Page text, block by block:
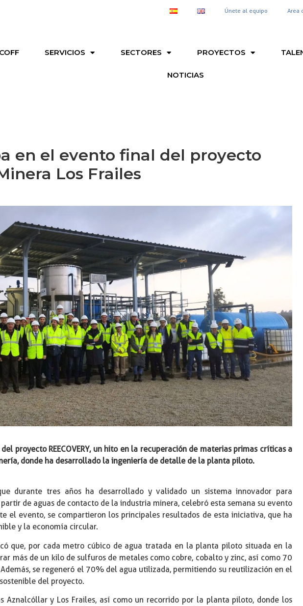
Únete al equipo Area
SERVICIOS SECTORES PROYECTOS
NOTICIAS
en el evento final del proyecto
Los Frailes
proyecto REECOVERY, un hito en la recuperación de materias primas críticas a
donde ha desarrollado la ingeniería de detalle de la planta piloto.
que durante tres años ha desarrollado y validado un sistema innovador para
de aguas de contacto de la industria minera, celebró esta semana su evento
el evento, se compartieron los principales resultados de esta iniciativa, que ha
y la economía circular.
que, por cada metro cúbico de agua tratada en la planta piloto situada en la
más de un kilo de sulfuros de metales como cobre, cobalto y zinc, así como 70
se regeneró el 70% del agua utilizada, permitiendo su reutilización en el
del proyecto.
Aznalcóllar y Los Frailes, así como un recorrido por la planta piloto, donde los